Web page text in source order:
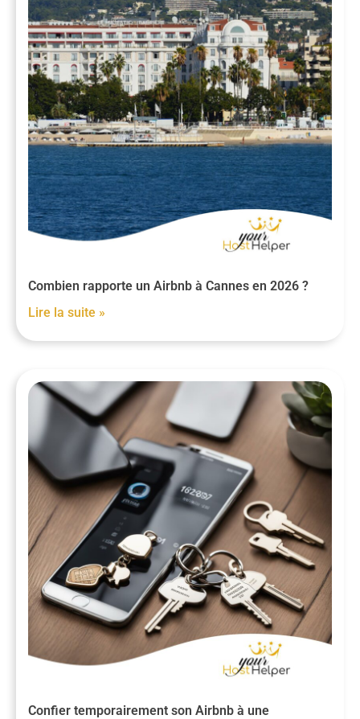
Combien rapporte un Airbnb à Cannes en 2026 ?
Lire la suite »
Confier temporairement son Airbnb à une